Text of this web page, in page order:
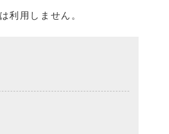
利用しません。